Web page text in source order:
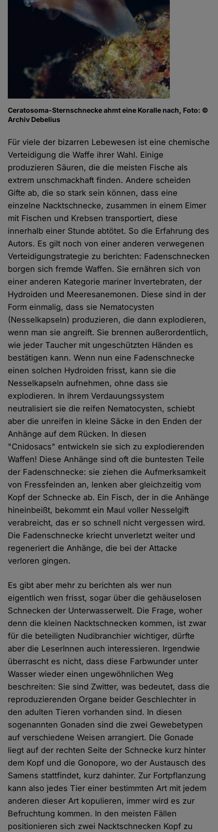
Ceratosoma-Sternschnecke ahmt eine Koralle nach, Foto: ©
Archiv Debelius
Für viele der bizarren Lebewesen ist eine chemische
Verteidigung die Waffe ihrer Wahl. Einige
produzieren Säuren, die die meisten Fische als
extrem unschmackhaft finden. Andere scheiden
Gifte ab, die so stark sein können, dass eine
einzelne Nacktschnecke, zusammen in einem Eimer
mit Fischen und Krebsen transportiert, diese
innerhalb einer Stunde abtötet. So die Erfahrung des
Autors. Es gilt noch von einer anderen verwegenen
Verteidigungstrategie zu berichten: Fadenschnecken
borgen sich fremde Waffen. Sie ernähren sich von
einer anderen Kategorie mariner Invertebraten, der
Hydroiden und Meeresanemonen. Diese sind in der
Form einmalig, dass sie Nematocysten
(Nesselkapseln) produzieren, die dann explodieren,
wenn man sie angreift. Sie brennen außerordentlich,
wie jeder Taucher mit ungeschützten Händen es
bestätigen kann. Wenn nun eine Fadenschnecke
einen solchen Hydroiden frisst, kann sie die
Nesselkapseln aufnehmen, ohne dass sie
explodieren. In ihrem Verdauungssystem
neutralisiert sie die reifen Nematocysten, schiebt
aber die unreifen in kleine Säcke in den Enden der
Anhänge auf dem Rücken. In diesen
"Cnidosacs" entwickeln sie sich zu explodierenden
Waffen! Diese Anhänge sind oft die buntesten Teile
der Fadenschnecke: sie ziehen die Aufmerksamkeit
von Fressfeinden an, lenken aber gleichzeitig vom
Kopf der Schnecke ab. Ein Fisch, der in die Anhänge
hineinbeißt, bekommt ein Maul voller Nesselgift
verabreicht, das er so schnell nicht vergessen wird.
Die Fadenschnecke kriecht unverletzt weiter und
regeneriert die Anhänge, die bei der Attacke
verloren gingen.
Es gibt aber mehr zu berichten als wer nun
eigentlich wen frisst, sogar über die gehäuselosen
Schnecken der Unterwasserwelt. Die Frage, woher
denn die kleinen Nacktschnecken kommen, ist zwar
für die beteiligten Nudibranchier wichtiger, dürfte
aber die LeserInnen auch interessieren. Irgendwie
überrascht es nicht, dass diese Farbwunder unter
Wasser wieder einen ungewöhnlichen Weg
beschreiten: Sie sind Zwitter, was bedeutet, dass die
reproduzierenden Organe beider Geschlechter in
den adulten Tieren vorhanden sind. In diesen
sogenannten Gonaden sind die zwei Gewebetypen
auf verschiedene Weisen arrangiert. Die Gonade
liegt auf der rechten Seite der Schnecke kurz hinter
dem Kopf und die Gonopore, wo der Austausch des
Samens stattfindet, kurz dahinter. Zur Fortpflanzung
kann also jedes Tier einer bestimmten Art mit jedem
anderen dieser Art kopulieren, immer wird es zur
Befruchtung kommen. In den meisten Fällen
positionieren sich zwei Nacktschnecken Kopf zu